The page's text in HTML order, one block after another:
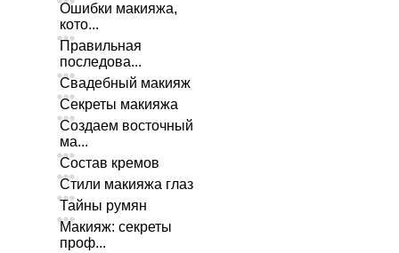
Ошибки макияжа,
кото...
Правильная
последова...
Свадебный макияж
Секреты макияжа
Создаем восточный
ма...
Состав кремов
Стили макияжа глаз
Тайны румян
Макияж: секреты
проф...